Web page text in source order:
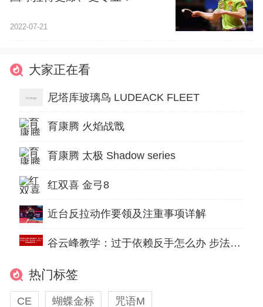
2022-07-21
大家正在看
尼塔库玻璃鸟 LUDEACK FLEET
育康腾 火焰战戬
育康腾 太极 Shadow series
红双喜 金弓8
近台反拉动作要领及注重事项详解
谷云峰教学：过于依赖反手怎么办 步法应该怎么练
热门标签
CE 蝴蝶金标 咒语M